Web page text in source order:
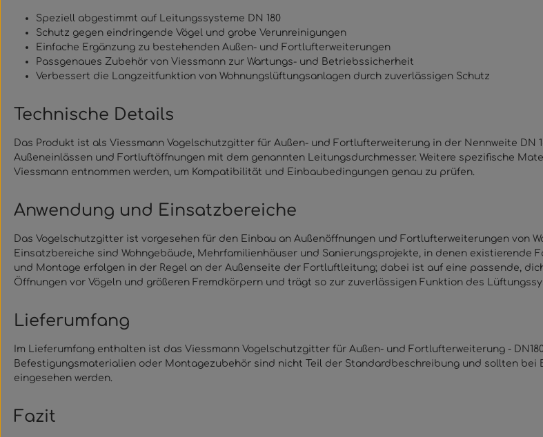
Speziell abgestimmt auf Leitungssysteme DN 180
Schutz gegen eindringende Vögel und grobe Verunreinigungen
Einfache Ergänzung zu bestehenden Außen- und Fortlufterweiterungen
Passgenaues Zubehör von Viessmann zur Wartungs- und Betriebssicherheit
Verbessert die Langzeitfunktion von Wohnungslüftungsanlagen durch zuverlässigen Schutz
Technische Details
Das Produkt ist als Viessmann Vogelschutzgitter für Außen- und Fortlufterweiterung in der Nennweite DN
Außeneinlässen und Fortluftöffnungen mit dem genannten Leitungsdurchmesser. Weitere spezifische
Viessmann entnommen werden, um Kompatibilität und Einbaubedingungen genau zu prüfen.
Anwendung und Einsatzbereiche
Das Vogelschutzgitter ist vorgesehen für den Einbau an Außenöffnungen und Fortlufterweiterungen von
Einsatzbereiche sind Wohngebäude, Mehrfamilienhäuser und Sanierungsprojekte, in denen
und Montage erfolgen in der Regel an der Außenseite der Fortluftleitung; dabei ist auf eine passende,
Öffnungen vor Vögeln und größeren Fremdkörpern und trägt so zur zuverlässigen Funktion des
Lieferumfang
Im Lieferumfang enthalten ist das Viessmann Vogelschutzgitter für Außen- und Fortlufterweiterung -
Befestigungsmaterialien oder Montagezubehör sind nicht Teil der Standardbeschreibung und sollten
eingesehen werden.
Fazit